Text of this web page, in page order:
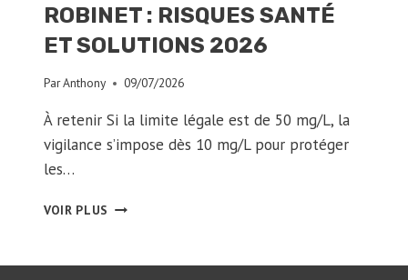
ROBINET : RISQUES SANTÉ
ET SOLUTIONS 2026
ParAnthony 09/07/2026
À retenir Si la limite légale est de 50 mg/L, la
vigilance s’impose dès 10 mg/L pour protéger
les…
VOIR PLUS NITRATES
DU